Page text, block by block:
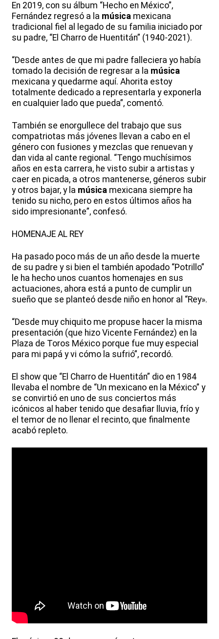
En 2019, con su álbum “Hecho en México”,
Fernández regresó a la música mexicana
tradicional fiel al legado de su familia iniciado por
su padre, “El Charro de Huentitán” (1940-2021).
“Desde antes de que mi padre falleciera yo había
tomado la decisión de regresar a la música
mexicana y quedarme aquí. Ahorita estoy
totalmente dedicado a representarla y exponerla
en cualquier lado que pueda”, comentó.
También se enorgullece del trabajo que sus
compatriotas más jóvenes llevan a cabo en el
género con fusiones y mezclas que renuevan y
dan vida al cante regional. “Tengo muchísimos
años en esta carrera, he visto subir a artistas y
caer en picada, a otros mantenerse, géneros subir
y otros bajar, y la música mexicana siempre ha
tenido su nicho, pero en estos últimos años ha
sido impresionante”, confesó.
HOMENAJE AL REY
Ha pasado poco más de un año desde la muerte
de su padre y si bien el también apodado “Potrillo”
le ha hecho unos cuantos homenajes en sus
actuaciones, ahora está a punto de cumplir un
sueño que se planteó desde niño en honor al “Rey».
“Desde muy chiquito me propuse hacer la misma
presentación (que hizo Vicente Fernández) en la
Plaza de Toros México porque fue muy especial
para mi papá y vi cómo la sufrió”, recordó.
El show que “El Charro de Huentitán” dio en 1984
llevaba el nombre de “Un mexicano en la México” y
se convirtió en uno de sus conciertos más
icónicos al haber tenido que desafiar lluvia, frío y
el temor de no llenar el recinto, que finalmente
acabó repleto.